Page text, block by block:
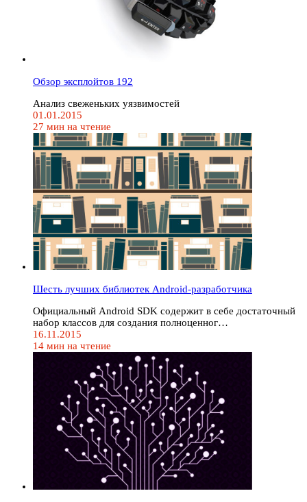
Обзор эксплойтов 192
Анализ свеженьких уязвимостей
01.01.2015
27 мин на чтение
Шесть лучших библиотек Android-разработчика
Официальный Android SDK содержит в себе достаточный
набор классов для создания полноценног…
16.11.2015
14 мин на чтение